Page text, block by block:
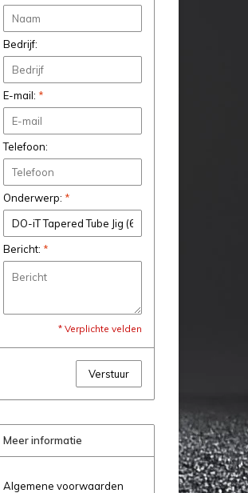
Bedrijf:
E-mail: *
Telefoon:
Onderwerp: *
Bericht: *
* Verplichte velden
Verstuur
Meer informatie
Algemene voorwaarden